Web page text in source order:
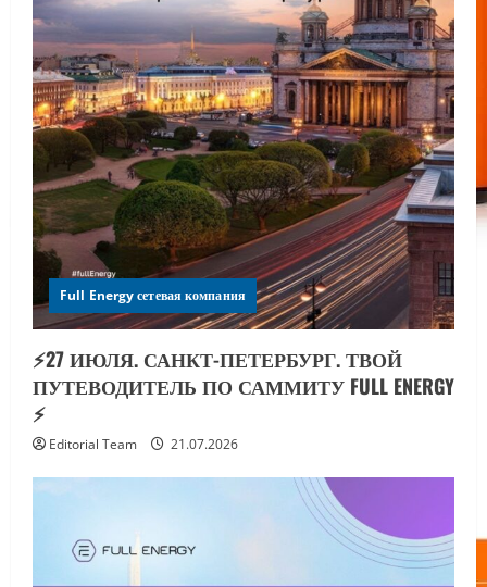
Full Energy сетевая компания
⚡️27 ИЮЛЯ. САНКТ-ПЕТЕРБУРГ. ТВОЙ
ПУТЕВОДИТЕЛЬ ПО САММИТУ FULL ENERGY
⚡️
Editorial Team 21.07.2026